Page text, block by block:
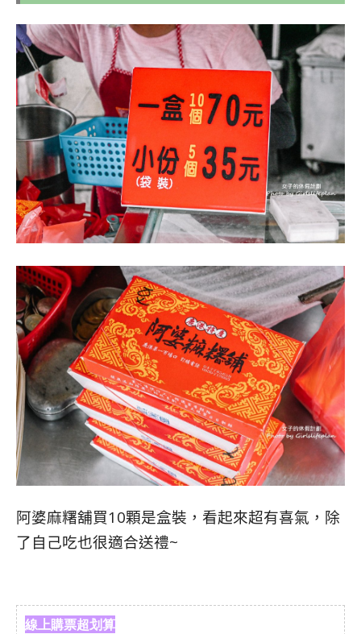
阿婆麻糬舖買10顆是盒裝，看起來超有喜氣，除
了自己吃也很適合送禮~
線上購票超划算